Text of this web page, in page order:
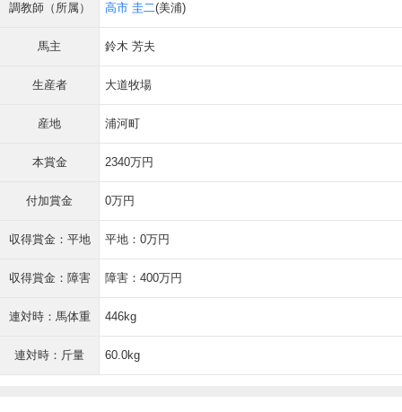
調教師（所属） 高市 圭二(美浦)
馬主 鈴木 芳夫
生産者 大道牧場
産地 浦河町
本賞金 2340万円
付加賞金 0万円
収得賞金：平地 平地：0万円
収得賞金：障害 障害：400万円
連対時：馬体重 446kg
連対時：斤量 60.0kg